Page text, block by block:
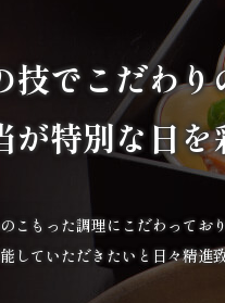
技でこだわり
が特別な日
こもった調理にこだわって
していただきたいと日々精